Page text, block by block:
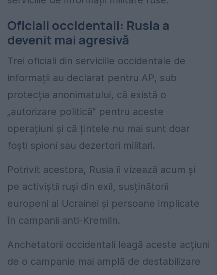
Oficiali occidentali: Rusia a
devenit mai agresivă
Trei oficiali din serviciile occidentale de
informații au declarat pentru AP, sub
protecția anonimatului, că există o
„autorizare politică” pentru aceste
operațiuni și că țintele nu mai sunt doar
foști spioni sau dezertori militari.
Potrivit acestora, Rusia îi vizează acum și
pe activiștii ruși din exil, susținătorii
europeni ai Ucrainei și persoane implicate
în campanii anti-Kremlin.
Anchetatorii occidentali leagă aceste acțiuni
de o campanie mai amplă de destabilizare